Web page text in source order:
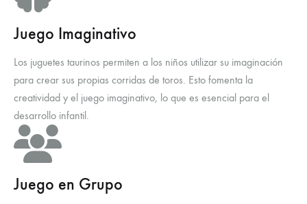
Juego Imaginativo
Los juguetes taurinos permiten a los niños utilizar su imaginación
para crear sus propias corridas de toros. Esto fomenta la
creatividad y el juego imaginativo, lo que es esencial para el
desarrollo infantil.
Juego en Grupo